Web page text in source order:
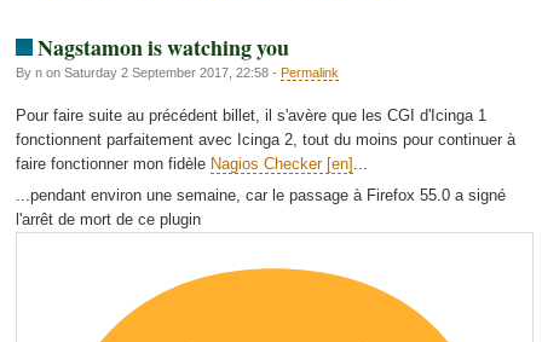
Nagstamon is watching you
By n on Saturday 2 September 2017, 22:58 - Permalink
Pour faire suite au précédent billet, il s'avère que les CGI d'Icinga 1
fonctionnent parfaitement avec Icinga 2, tout du moins pour continuer à
faire fonctionner mon fidèle Nagios Checker
...pendant environ une semaine, car le passage à Firefox 55.0 a signé
l'arrêt de mort de ce plugin